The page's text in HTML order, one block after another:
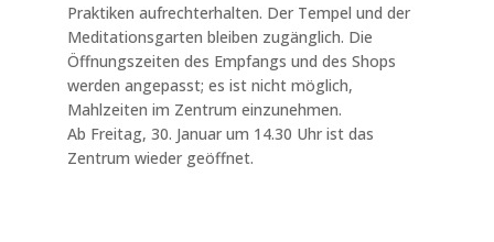
Praktiken aufrechterhalten. Der Tempel und der
Meditationsgarten bleiben zugänglich. Die
Öffnungszeiten des Empfangs und des Shops
werden angepasst; es ist nicht möglich,
Mahlzeiten im Zentrum einzunehmen.
Ab Freitag, 30. Januar um 14.30 Uhr ist das
Zentrum wieder geöffnet.